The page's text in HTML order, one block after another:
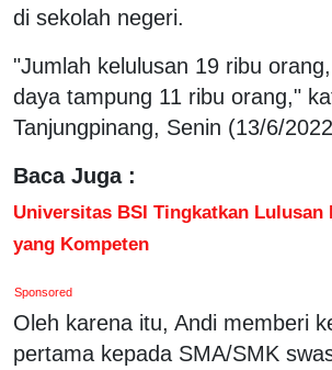
di sekolah negeri.
"Jumlah kelulusan 19 ribu
daya tampung 11 ribu orang,"
Tanjungpinang, Senin (13/6/
Baca Juga :
Universitas BSI Tingkatkan Lulusan
yang Kompeten
Sponsored
Oleh karena itu, Andi memberi
pertama kepada SMA/SMK